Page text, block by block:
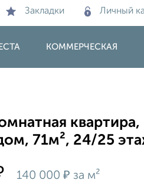
Закладки Личный
КОММЕРЧЕСКАЯ
квартира,
71м², 24/25
140 000₽ за м²